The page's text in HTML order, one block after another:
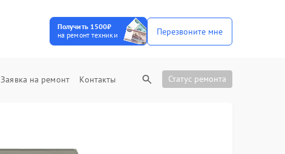
Получить 1500₽
на ремонт техники
Перезвоните мне
Заявка на ремонт Контакты Статус ремонта